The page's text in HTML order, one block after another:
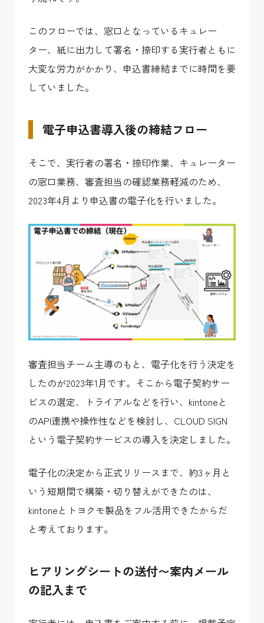
このフローでは、窓口となっているキュレー
ター、紙に出力して署名・捺印する実行者ともに
大変な労力がかかり、申込書締結までに時間を要
していました。
電子申込書導入後の締結フロー
そこで、実行者の署名・捺印作業、キュレーター
の窓口業務、審査担当の確認業務軽減のため、
2023年4月より申込書の電子化を行いました。
審査担当チーム主導のもと、電子化を行う決定を
したのが2023年1月です。そこから電子契約サー
ビスの選定、トライアルなどを行い、kintoneと
のAPI連携や操作性などを検討し、CLOUD SIGN
という電子契約サービスの導入を決定しました。
電子化の決定から正式リリースまで、約3ヶ月と
いう短期間で構築・切り替えができたのは、
kintoneとトヨクモ製品をフル活用できたからだ
と考えております。
ヒアリングシートの送付〜案内メール
の記入まで